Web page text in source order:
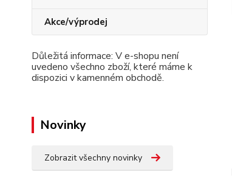
Akce/výprodej
Důležitá informace: V e-shopu není
uvedeno všechno zboží, které máme k
dispozici v kamenném obchodě.
Novinky
Zobrazit všechny novinky